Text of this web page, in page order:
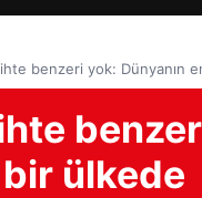
benzeri yok: Dünyanın
ülkede